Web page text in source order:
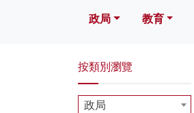
政局 教育
按類別瀏覽
政局